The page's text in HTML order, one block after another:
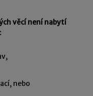
věcí není nabytí
nebo